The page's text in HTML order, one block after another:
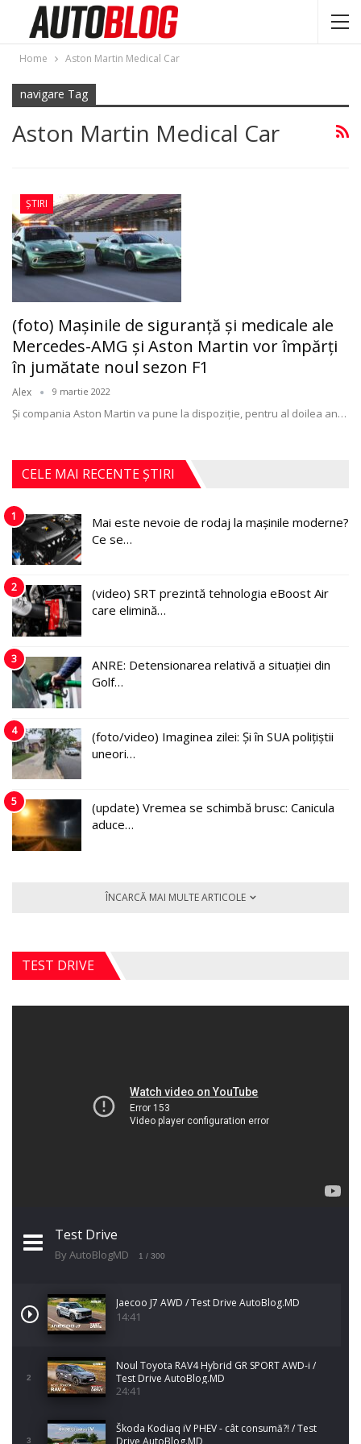
Home Aston Martin Medical Car
navigare Tag
Aston Martin Medical Car
ȘTIRI
(foto) Maşinile de siguranţă şi medicale ale
Mercedes-AMG şi Aston Martin vor împărţi
în jumătate noul sezon F1
Alex 9 martie 2022
Şi compania Aston Martin va pune la dispoziție, pentru al doilea an…
CELE MAI RECENTE ȘTIRI
1
Mai este nevoie de rodaj la mașinile moderne?
Ce se…
2
(video) SRT prezintă tehnologia eBoost Air
care elimină…
3
ANRE: Detensionarea relativă a situației din
Golf…
4
(foto/video) Imaginea zilei: Și în SUA polițiștii
uneori…
5
(update) Vremea se schimbă brusc: Canicula
aduce…
ÎNCARCĂ MAI MULTE ARTICOLE
TEST DRIVE
Test Drive
By AutoBlogMD 1 / 300
Jaecoo J7 AWD / Test Drive AutoBlog.MD
14:41
2
Noul Toyota RAV4 Hybrid GR SPORT AWD-i /
Test Drive AutoBlog.MD
24:41
3
Škoda Kodiaq iV PHEV - cât consumă?! / Test
Drive AutoBlog.MD